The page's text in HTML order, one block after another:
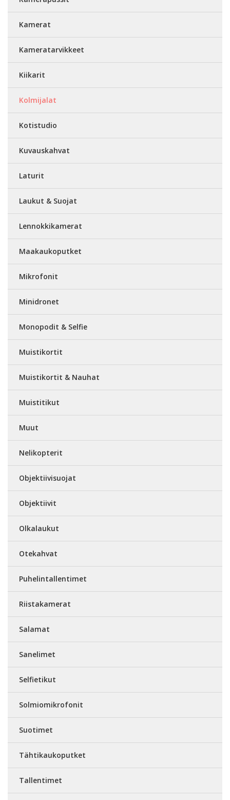
Kamerat
Kameratarvikkeet
Kiikarit
Kolmijalat
Kotistudio
Kuvauskahvat
Laturit
Laukut & Suojat
Lennokkikamerat
Maakaukoputket
Mikrofonit
Minidronet
Monopodit & Selfie
Muistikortit
Muistikortit & Nauhat
Muistitikut
Muut
Nelikopterit
Objektiivisuojat
Objektiivit
Olkalaukut
Otekahvat
Puhelintallentimet
Riistakamerat
Salamat
Sanelimet
Selfietikut
Solmiomikrofonit
Suotimet
Tähtikaukoputket
Tallentimet